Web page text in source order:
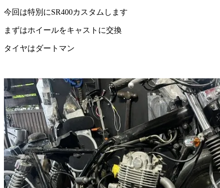
今回は特別にSR400カスタムします
まずはホイールをキャストに交換
タイヤはダートマン